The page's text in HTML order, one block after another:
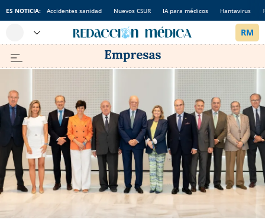
ES NOTICIA: Accidentes sanidad Nuevos CSUR IA para médicos Hantavirus